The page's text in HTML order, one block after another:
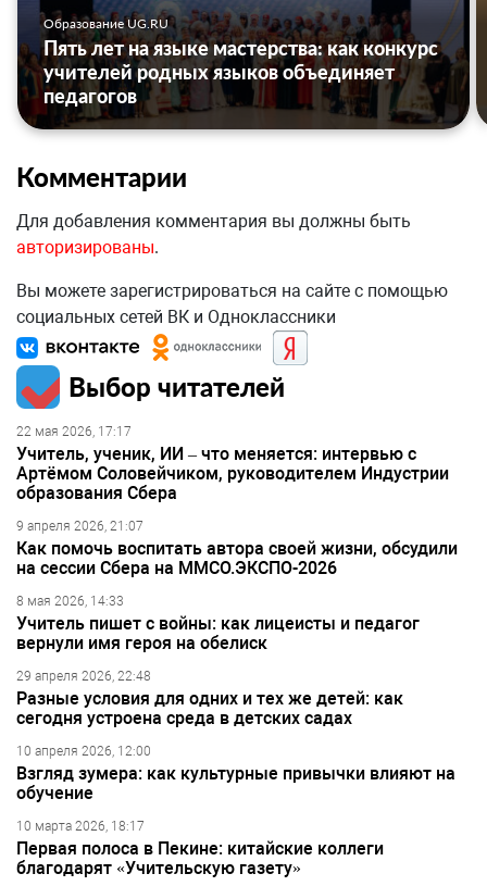
Образование UG.RU
Пять лет на языке мастерства: как конкурс
учителей родных языков объединяет
педагогов
Комментарии
Для добавления комментария вы должны быть
авторизированы.
Вы можете зарегистрироваться на сайте с помощью
социальных сетей ВК и Одноклассники
Выбор читателей
22 мая 2026, 17:17
Учитель, ученик, ИИ – что меняется: интервью с
Артёмом Соловейчиком, руководителем Индустрии
образования Сбера
9 апреля 2026, 21:07
Как помочь воспитать автора своей жизни, обсудили
на сессии Сбера на ММСО.ЭКСПО-2026
8 мая 2026, 14:33
Учитель пишет с войны: как лицеисты и педагог
вернули имя героя на обелиск
29 апреля 2026, 22:48
Разные условия для одних и тех же детей: как
сегодня устроена среда в детских садах
10 апреля 2026, 12:00
Взгляд зумера: как культурные привычки влияют на
обучение
10 марта 2026, 18:17
Первая полоса в Пекине: китайские коллеги
благодарят «Учительскую газету»